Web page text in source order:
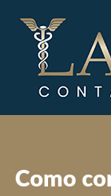
Como